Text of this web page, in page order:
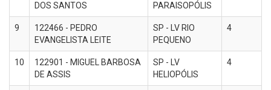
DOS SANTOS
PARAISOPÓLIS
9
122466 - PEDRO
EVANGELISTA LEITE
SP - LV RIO
PEQUENO
4
10
122901 - MIGUEL BARBOSA
DE ASSIS
SP - LV
HELIOPÓLIS
4